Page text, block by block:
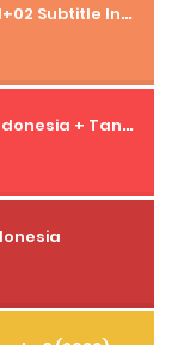
Wasurenagusa (2026) - 01+02 Subtitle Indonesia
First Love (2022) Subtitle Indonesia + Tanpa Iklan + Streaming + 1080p